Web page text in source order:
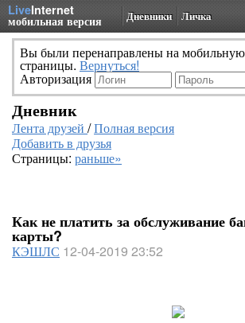
LiveInternet
мобильная версия Дневники Личка
Вы были перенаправлены на
страницы. Вернуться!
Авторизация
Дневник
Лента друзей /Полная версия
Добавить в друзья
Страницы: раньше»
Как не платить за обслуживание
карты?
КЭШЛС 12-04-2019 23:52